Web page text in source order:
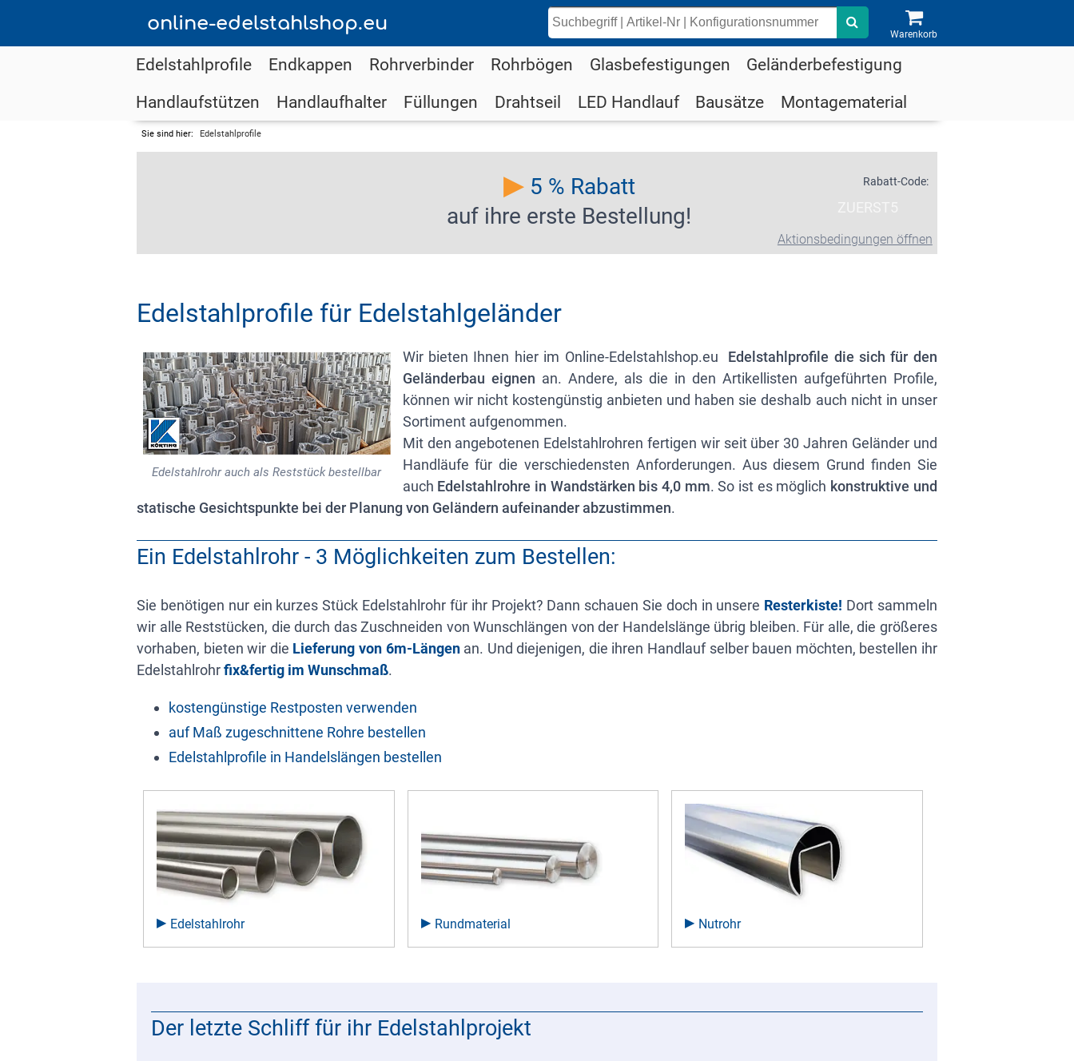
online-edelstahlshop.eu Warenkorb
Edelstahlprofile Endkappen Rohrverbinder Rohrbögen Glasbefestigungen
Geländerbefestigung
Handlaufstützen
Handlaufhalter Füllungen Drahtseil LED Handlauf Bausätze Montagematerial
Sie sind hier: Edelstahlprofile
▶ 5 % Rabatt
auf ihre erste Bestellung!
Rabatt-Code:
Aktionsbedingungen öffnen
Edelstahlprofile für Edelstahlgeländer
Edelstahlrohr auch als Reststück bestellbar
Wir bieten Ihnen hier im Online-Edelstahlshop.eu
Edelstahlprofile die sich für den
Geländerbau eignen an. Andere, als die in den Artikellisten aufgeführten Profile,
können wir nicht kostengünstig anbieten und haben sie deshalb auch nicht in unser
Sortiment aufgenommen.
Mit den angebotenen Edelstahlrohren fertigen wir seit über 30 Jahren Geländer und
Handläufe für die verschiedensten Anforderungen. Aus diesem Grund finden Sie
auch Edelstahlrohre in Wandstärken bis 4,0 mm. So ist es möglich konstruktive und
statische Gesichtspunkte bei der Planung von Geländern aufeinander abzustimmen.
Ein Edelstahlrohr - 3 Möglichkeiten zum Bestellen:
Sie benötigen nur ein kurzes Stück Edelstahlrohr für ihr Projekt? Dann schauen Sie doch in unsere Resterkiste! Dort sammeln
wir alle Reststücken, die durch das Zuschneiden von Wunschlängen von der Handelslänge übrig bleiben. Für alle, die größeres
vorhaben, bieten wir die Lieferung von 6m-Längenan. Und diejenigen, die ihren Handlauf selber bauen möchten, bestellen ihr
Edelstahlrohrfix&fertig im Wunschmaß.
kostengünstige Restposten verwenden
auf Maß zugeschnittene Rohre bestellen
Edelstahlprofile in Handelslängen bestellen
Edelstahlrohr Rundmaterial Nutrohr
Der letzte Schliff für ihr Edelstahlprojekt